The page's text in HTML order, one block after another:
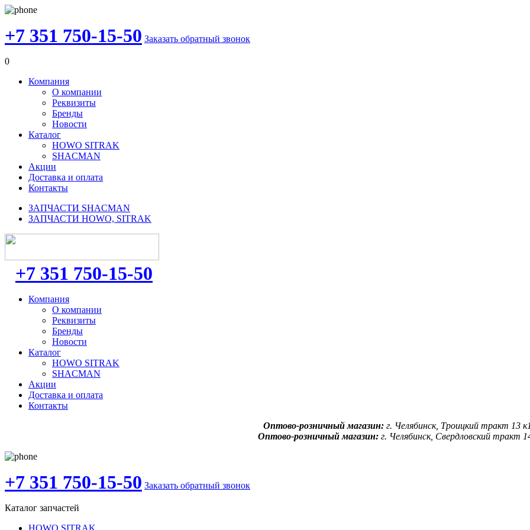
+7 351 750-15-50 Заказать обратный звонок
0
Компания
О компании
Реквизиты
Бренды
Новости
Каталог
HOWO SITRAK
SHACMAN
Акции
Доставка и оплата
Контакты
ЗАПЧАСТИ SHACMAN
ЗАПЧАСТИ HOWO, SITRAK
+7 351 750-15-50
Компания
О компании
Реквизиты
Бренды
Новости
Каталог
HOWO SITRAK
SHACMAN
Акции
Доставка и оплата
Контакты
Оптово-розничный магазин: г. Челябинск, Троицкий тракт 13
Оптово-розничный магазин:г. Челябинск, Свердловский тракт
+7 351 750-15-50 Заказать обратный звонок
Каталог запчастей
HOWO SITRAK